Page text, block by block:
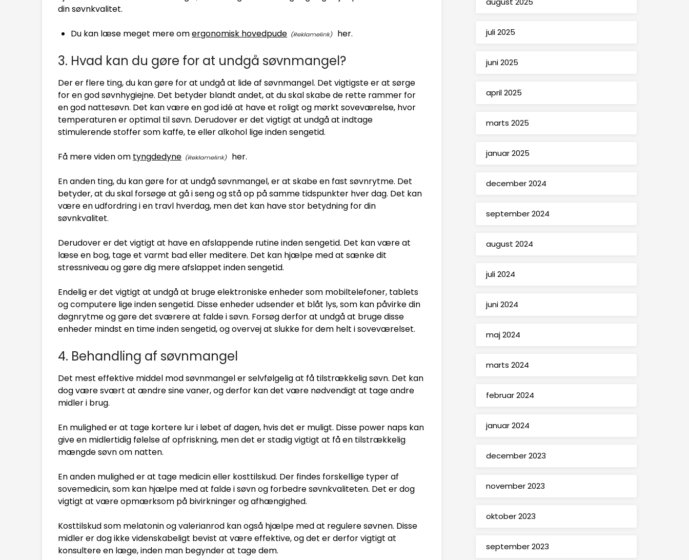
din søvnkvalitet.
Du kan læse meget mere omergonomisk hovedpude her.
3. Hvad kan du gøre for at undgå søvnmangel?
Der er flere ting, du kan gøre for at undgå at lide af søvnmangel. Det vigtigste er at sørge
for en god søvnhygiejne. Det betyder blandt andet, at du skal skabe de rette rammer for
en god nattesøvn. Det kan være en god idé at have et roligt og mørkt soveværelse, hvor
temperaturen er optimal til søvn. Derudover er det vigtigt at undgå at indtage
stimulerende stoffer som kaffe, te eller alkohol lige inden sengetid.
Få mere viden om tyngdedyne her.
En anden ting, du kan gøre for at undgå søvnmangel, er at skabe en fast søvnrytme. Det
betyder, at du skal forsøge at gå i seng og stå op på samme tidspunkter hver dag. Det kan
være en udfordring i en travl hverdag, men det kan have stor betydning for din
søvnkvalitet.
Derudover er det vigtigt at have en afslappende rutine inden sengetid. Det kan være at
læse en bog, tage et varmt bad eller meditere. Det kan hjælpe med at sænke dit
stressniveau og gøre dig mere afslappet inden sengetid.
Endelig er det vigtigt at undgå at bruge elektroniske enheder som mobiltelefoner, tablets
og computere lige inden sengetid. Disse enheder udsender et blåt lys, som kan påvirke din
døgnrytme og gøre det sværere at falde i søvn. Forsøg derfor at undgå at bruge disse
enheder mindst en time inden sengetid, og overvej at slukke for dem helt i soveværelset.
4. Behandling af søvnmangel
Det mest effektive middel mod søvnmangel er selvfølgelig at få tilstrækkelig søvn. Det kan
dog være svært at ændre sine vaner, og derfor kan det være nødvendigt at tage andre
midler i brug.
En mulighed er at tage kortere lur i løbet af dagen, hvis det er muligt. Disse power naps kan
give en midlertidig følelse af opfriskning, men det er stadig vigtigt at få en tilstrækkelig
mængde søvn om natten.
En anden mulighed er at tage medicin eller kosttilskud. Der findes forskellige typer af
sovemedicin, som kan hjælpe med at falde i søvn og forbedre søvnkvaliteten. Det er dog
vigtigt at være opmærksom på bivirkninger og afhængighed.
Kosttilskud som melatonin og valerianrod kan også hjælpe med at regulere søvnen. Disse
midler er dog ikke videnskabeligt bevist at være effektive, og det er derfor vigtigt at
konsultere en læge, inden man begynder at tage dem.
juli 2025
juni 2025
april 2025
marts 2025
januar 2025
december 2024
september 2024
august 2024
juli 2024
juni 2024
maj 2024
marts 2024
februar 2024
januar 2024
december 2023
november 2023
oktober 2023
september 2023